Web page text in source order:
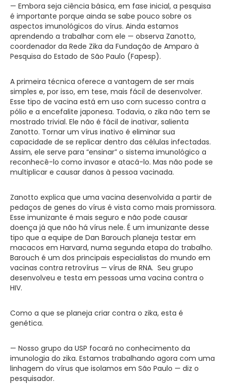
— Embora seja ciência básica, em fase inicial, a pesquisa
é importante porque ainda se sabe pouco sobre os
aspectos imunológicos do vírus. Ainda estamos
aprendendo a trabalhar com ele — observa Zanotto,
coordenador da Rede Zika da Fundação de Amparo à
Pesquisa do Estado de São Paulo (Fapesp).
A primeira técnica oferece a vantagem de ser mais
simples e, por isso, em tese, mais fácil de desenvolver.
Esse tipo de vacina está em uso com sucesso contra a
pólio e a encefalite japonesa. Todavia, o zika não tem se
mostrado trivial. Ele não é fácil de inativar, salienta
Zanotto. Tornar um vírus inativo é eliminar sua
capacidade de se replicar dentro das células infectadas.
Assim, ele serve para “ensinar” o sistema imunológico a
reconhecê-lo como invasor e atacá-lo. Mas não pode se
multiplicar e causar danos à pessoa vacinada.
Zanotto explica que uma vacina desenvolvida a partir de
pedaços de genes do vírus é vista como mais promissora.
Esse imunizante é mais seguro e não pode causar
doença já que não há vírus nele. É um imunizante desse
tipo que a equipe de Dan Barouch planeja testar em
macacos em Harvard, numa segunda etapa do trabalho.
Barouch é um dos principais especialistas do mundo em
vacinas contra retrovírus — vírus de RNA. Seu grupo
desenvolveu e testa em pessoas uma vacina contra o
HIV.
Como a que se planeja criar contra o zika, esta é
genética.
— Nosso grupo da USP focará no conhecimento da
imunologia do zika. Estamos trabalhando agora com uma
linhagem do vírus que isolamos em São Paulo — diz o
pesquisador.